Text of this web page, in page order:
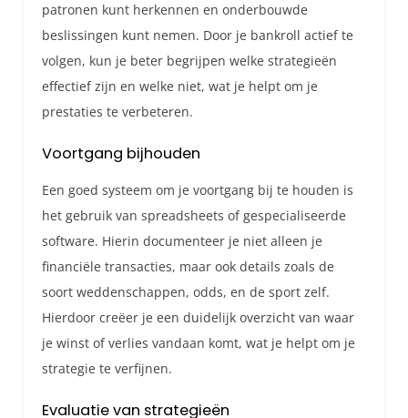
patronen kunt herkennen en onderbouwde
beslissingen kunt nemen. Door je bankroll actief te
volgen, kun je beter begrijpen welke strategieën
effectief zijn en welke niet, wat je helpt om je
prestaties te verbeteren.
Voortgang bijhouden
Een goed systeem om je voortgang bij te houden is
het gebruik van spreadsheets of gespecialiseerde
software. Hierin documenteer je niet alleen je
financiële transacties, maar ook details zoals de
soort weddenschappen, odds, en de sport zelf.
Hierdoor creëer je een duidelijk overzicht van waar
je winst of verlies vandaan komt, wat je helpt om je
strategie te verfijnen.
Evaluatie van strategieën